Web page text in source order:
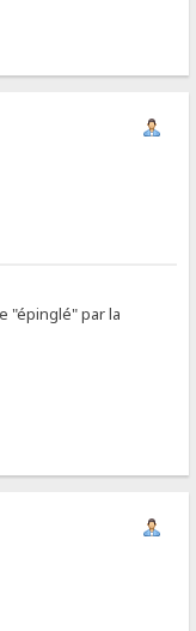
"épinglé" par la